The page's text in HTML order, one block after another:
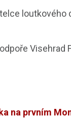
loutkového
Visehrad
na prvním